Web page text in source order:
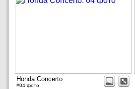
Honda Concerto
#04 фото